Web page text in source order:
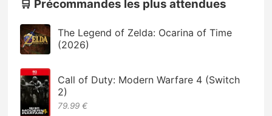
🛒 Précommandes les plus attendues
The Legend of Zelda: Ocarina of Time
(2026)
Call of Duty: Modern Warfare 4 (Switch
2)
79.99 €